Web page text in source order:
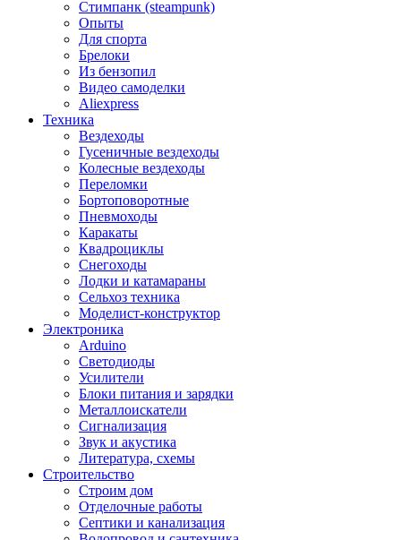
Стимпанк (steampunk)
Опыты
Для спорта
Брелоки
Из бензопил
Видео самоделки
Aliexpress
Техника
Вездеходы
Гусеничные вездеходы
Колесные вездеходы
Переломки
Бортоповоротные
Пневмоходы
Каракаты
Квадроциклы
Снегоходы
Лодки и катамараны
Сельхоз техника
Моделист-конструктор
Электроника
Arduino
Светодиоды
Усилители
Блоки питания и зарядки
Металлоискатели
Сигнализация
Звук и акустика
Литература, схемы
Строительство
Строим дом
Отделочные работы
Септики и канализация